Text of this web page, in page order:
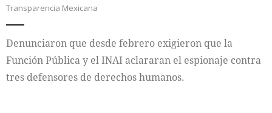
Internacional
Cultura
Transparencia Mexicana
Denunciaron que desde febrero exigieron que la
Función Pública y el INAI aclararan el espionaje contra
tres defensores de derechos humanos.